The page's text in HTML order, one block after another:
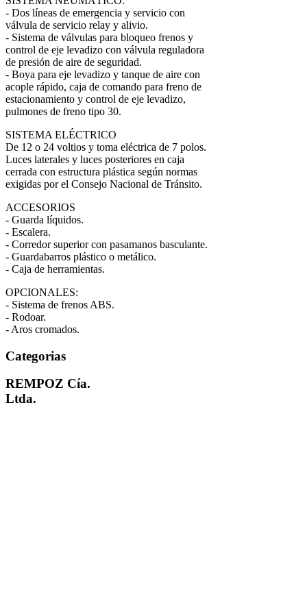
- Dos líneas de emergencia y servicio con
válvula de servicio relay y alivio.
- Sistema de válvulas para bloqueo frenos y
control de eje levadizo con válvula reguladora
de presión de aire de seguridad.
- Boya para eje levadizo y tanque de aire con
acople rápido, caja de comando para freno de
estacionamiento y control de eje levadizo,
pulmones de freno tipo 30.
SISTEMA ELÉCTRICO
De 12 o 24 voltios y toma eléctrica de 7 polos.
Luces laterales y luces posteriores en caja
cerrada con estructura plástica según normas
exigidas por el Consejo Nacional de Tránsito.
ACCESORIOS
- Guarda líquidos.
- Escalera.
- Corredor superior con pasamanos basculante.
- Guardabarros plástico o metálico.
- Caja de herramientas.
OPCIONALES:
- Sistema de frenos ABS.
- Rodoar.
- Aros cromados.
Categorias
REMPOZ Cía.
Ltda.